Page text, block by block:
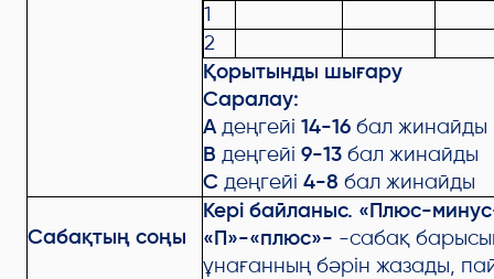
1
2
Қорытынды шығару
Саралау:
Адеңгейі 14-16 бал жинайды
В деңгейі 9-13 бал жинайды
С деңгейі 4-8 бал жинайды
Сабақтың соңы
Кері байланыс. «Плюс-
«П»-«плюс»- -сабақ
ұнағанның бәрін жазады,